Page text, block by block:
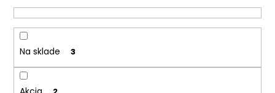
i
e
p
r
o
Na sklade 3
e
n
á
j
s